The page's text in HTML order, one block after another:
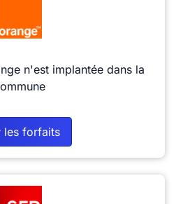
n'est implantée dans la
les forfaits